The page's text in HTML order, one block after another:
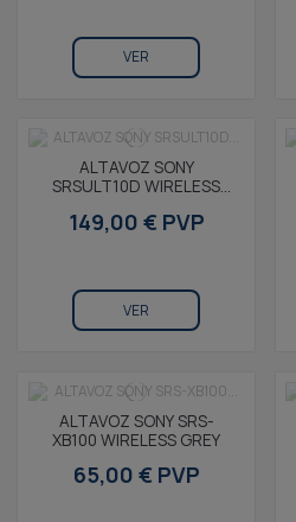
VER
ALTAVOZ SONY
SRSULT10D WIRELESS
149,00 € PVP
VER
ALTAVOZ SONY SRS-
XB100 WIRELESS GREY
65,00 € PVP